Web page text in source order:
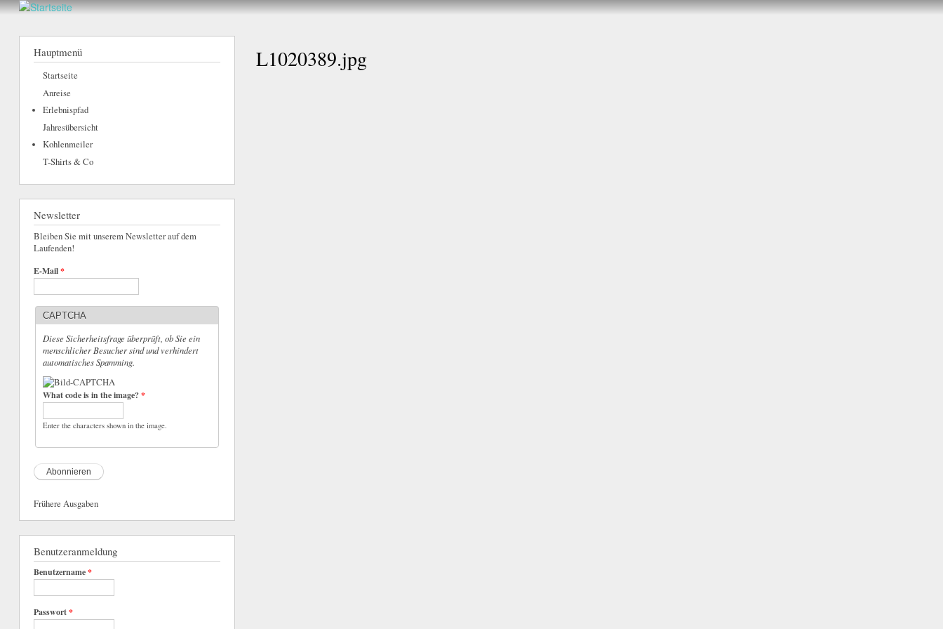
Direkt
Frankenstein
e.V.
hier
L1020389.jpg
Hauptmenü
Startseite
Anreise
Erlebnispfad
Jahresübersicht
Kohlenmeiler
T-Shirts & Co
Newsletter
Bleiben Sie mit unserem Newsletter auf dem
Laufenden!
E-Mail*
CAPTCHA
Diese Sicherheitsfrage überprüft, ob Sie ein
menschlicher Besucher sind und verhindert
automatisches Spamming.
What code is in the image?*
Enter the characters shown in the image.
Frühere Ausgaben
Benutzeranmeldung
Benutzername*
Passwort*